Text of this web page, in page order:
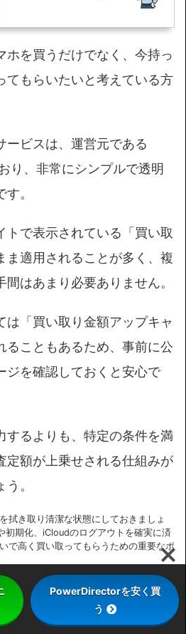
ホを買うだけでなく、今持っ
てもらいたいと考えている方
ービスは、運営元である
り、非常にシンプルで透明
。
トで表示されている「買い取
ま適用されることが多く、複
はあまり必要ありません。
は「買い取り金額アップキャ
ることもあるため、事前に公
ジを確認しておくと安心で
するよりも、特定の条件を満
定額が上乗せされる仕組みが
。
拭き取り清潔な状態にしておきましょ
初期化、iCloudのログアウトを確実に済
で高く買い取ってもらうための重要なポ
PowerDirectorを安く買
う